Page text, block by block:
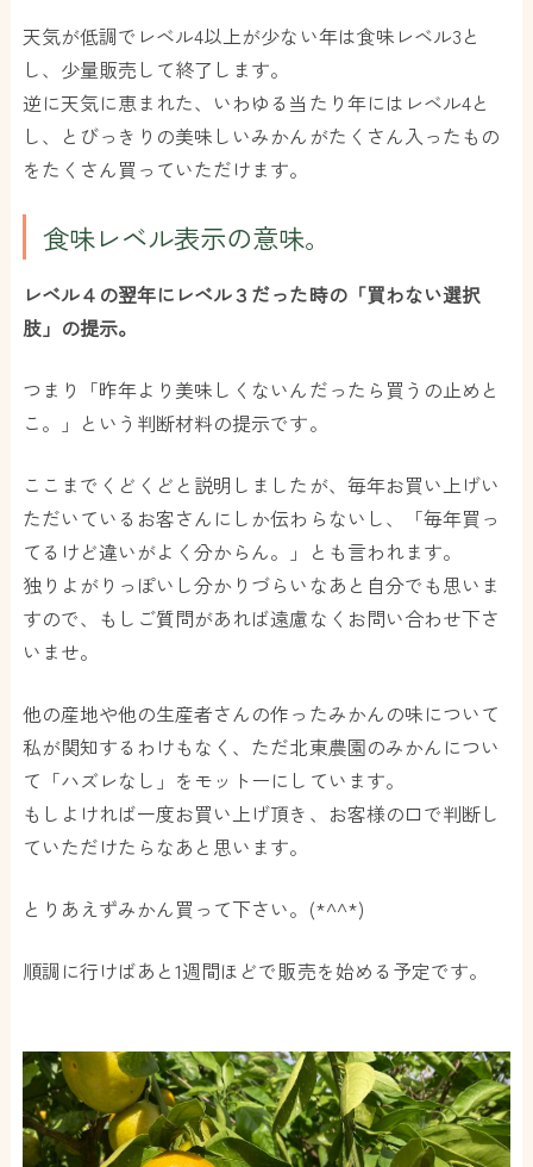
天気が低調でレベル4以上が少ない年は食味レベル3と
し、少量販売して終了します。
逆に天気に恵まれた、いわゆる当たり年にはレベル4と
し、とびっきりの美味しいみかんがたくさん入ったもの
をたくさん買っていただけます。
食味レベル表示の意味。
レベル４の翌年にレベル３だった時の「買わない選択
肢」の提示。
つまり「昨年より美味しくないんだったら買うの止めと
こ。」という判断材料の提示です。
ここまでくどくどと説明しましたが、毎年お買い上げい
ただいているお客さんにしか伝わらないし、「毎年買っ
てるけど違いがよく分からん。」とも言われます。
独りよがりっぽいし分かりづらいなあと自分でも思いま
すので、もしご質問があれば遠慮なくお問い合わせ下さ
いませ。
他の産地や他の生産者さんの作ったみかんの味について
私が関知するわけもなく、ただ北東農園のみかんについ
て「ハズレなし」をモットーにしています。
もしよければ一度お買い上げ頂き、お客様の口で判断し
ていただけたらなあと思います。
とりあえずみかん買って下さい。(*^^*)
順調に行けばあと1週間ほどで販売を始める予定です。